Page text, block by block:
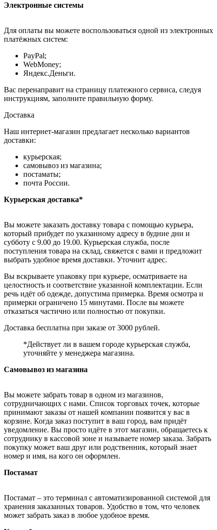
Электронные системы
Для оплаты вы можете воспользоваться одной из электронных
платёжных систем:
PayPal;
WebMoney;
Яндекс.Деньги.
Вас перенаправит на страницу платежного сервиса, следуя
инструкциям, заполните правильную форму.
Доставка
Наш интернет-магазин предлагает несколько вариантов
доставки:
курьерская;
самовывоз из магазина;
постаматы;
почта России.
Курьерская доставка*
Вы можете заказать доставку товара с помощью курьера,
который прибудет по указанному адресу в будние дни и
субботу с 9.00 до 19.00. Курьерская служба, после
поступления товара на склад, свяжется с вами и предложит
выбрать удобное время доставки. Уточнит адрес.
Вы вскрываете упаковку при курьере, осматриваете на
целостность и соответствие указанной комплектации. Если
речь идёт об одежде, допустима примерка. Время осмотра и
примерки ограничено 15 минутами. После вы можете
отказаться частично или полностью от покупки.
Доставка бесплатна при заказе от 3000 рублей.
*Действует ли в вашем городе курьерская служба,
уточняйте у менеджера магазина.
Самовывоз из магазина
Вы можете забрать товар в одном из магазинов,
сотрудничающих с нами. Список торговых точек, которые
принимают заказы от нашей компании появится у вас в
корзине. Когда заказ поступит в ваш город, вам придёт
уведомление. Вы просто идёте в этот магазин, обращаетесь к
сотруднику в кассовой зоне и называете номер заказа. Забрать
покупку может ваш друг или родственник, который знает
номер и имя, на кого он оформлен.
Постамат
Постамат – это терминал с автоматизированной системой для
хранения заказанных товаров. Удобство в том, что человек
может забрать заказ в любое удобное время.